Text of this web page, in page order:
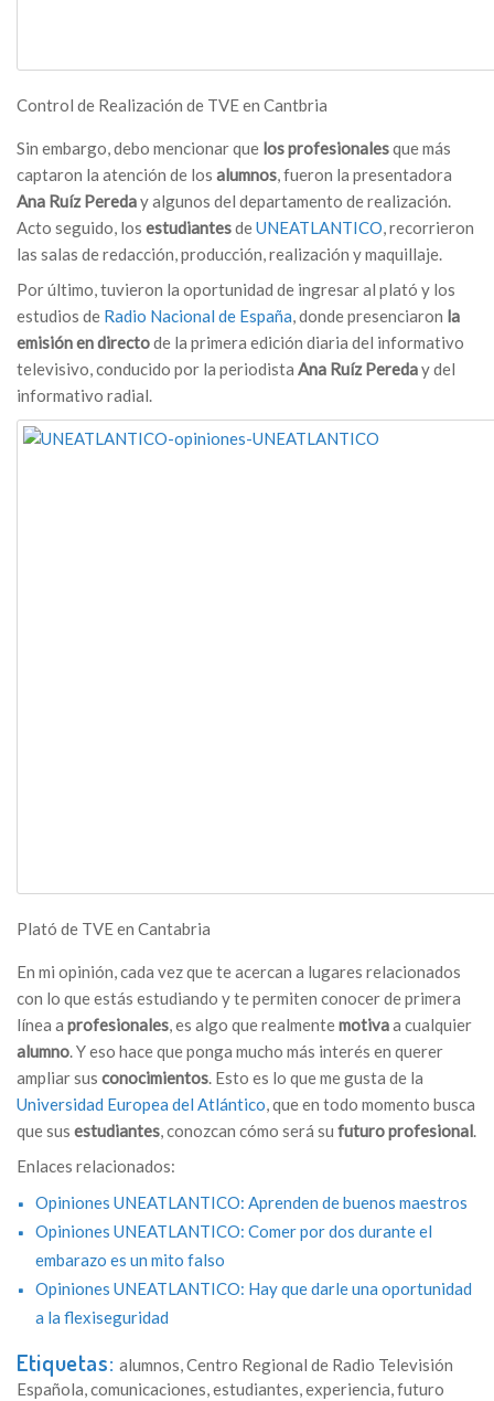
Control de Realización de TVE en Cantbria
Sin embargo, debo mencionar que los profesionalesque más
captaron la atención de los alumnos, fueron la presentadora
Ana Ruíz Pereday algunos del departamento de realización.
Acto seguido, los estudiantesdeUNEATLANTICO, recorrieron
las salas de redacción, producción, realización y maquillaje.
Por último, tuvieron la oportunidad de ingresar al plató y los
estudios de Radio Nacional de España, donde presenciaron la
emisión en directode la primera edición diaria del informativo
televisivo, conducido por la periodista Ana Ruíz Pereday del
informativo radial.
Plató de TVE en Cantabria
En mi opinión, cada vez que te acercan a lugares relacionados
con lo que estás estudiando y te permiten conocer de primera
línea a profesionales, es algo que realmentemotivaa cualquier
alumno. Y eso hace que ponga mucho más interés en querer
ampliar sus conocimientos. Esto es lo que me gusta de la
Universidad Europea del Atlántico, que en todo momento busca
que sus estudiantes, conozcan cómo será su futuro profesional.
Enlaces relacionados:
Opiniones UNEATLANTICO: Aprenden de buenos maestros
Opiniones UNEATLANTICO: Comer por dos durante el
embarazo es un mito falso
Opiniones UNEATLANTICO: Hay que darle una oportunidad
a la flexiseguridad
Etiquetas:alumnos,Centro Regional de Radio Televisión
Española,comunicaciones,estudiantes,experiencia,futuro